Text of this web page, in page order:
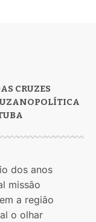
CRUZES
POLÍTICA
dos anos
missão
a região
o olhar